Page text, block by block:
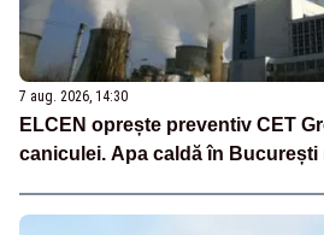
7 aug. 2026, 14:30
ELCEN oprește preventiv CET
caniculei. Apa caldă în București